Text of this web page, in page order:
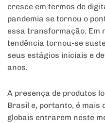
cresce em termos de
pandemia se tornou o
essa transformação. Em
tendência tornou-se
seus estágios iniciais e
anos.
A presença de produtos
Brasil e, portanto, é mais
globais entrarem neste